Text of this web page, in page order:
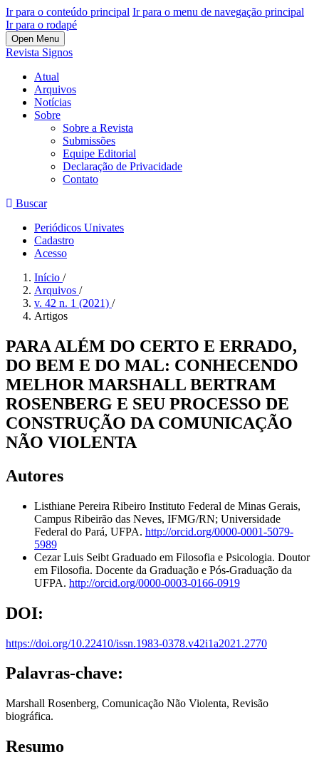
Ir para o conteúdo principal Ir para o menu de navegação principal
Ir para o rodapé
Open Menu
Revista Signos
Atual
Arquivos
Notícias
Sobre
Sobre a Revista
Submissões
Equipe Editorial
Declaração de Privacidade
Contato
Buscar
Periódicos Univates
Cadastro
Acesso
Início /
Arquivos /
v. 42 n. 1 (2021) /
Artigos
PARA ALÉM DO CERTO E ERRADO,
DO BEM E DO MAL: CONHECENDO
MELHOR MARSHALL BERTRAM
ROSENBERG E SEU PROCESSO DE
CONSTRUÇÃO DA COMUNICAÇÃO
NÃO VIOLENTA
Autores
Listhiane Pereira Ribeiro Instituto Federal de Minas Gerais,
Campus Ribeirão das Neves, IFMG/RN; Universidade
Federal do Pará, UFPA. http://orcid.org/0000-0001-5079-
5989
Cezar Luis Seibt Graduado em Filosofia e Psicologia. Doutor
em Filosofia. Docente da Graduação e Pós-Graduação da
UFPA. http://orcid.org/0000-0003-0166-0919
DOI:
https://doi.org/10.22410/issn.1983-0378.v42i1a2021.2770
Palavras-chave:
Marshall Rosenberg, Comunicação Não Violenta, Revisão
biográfica.
Resumo